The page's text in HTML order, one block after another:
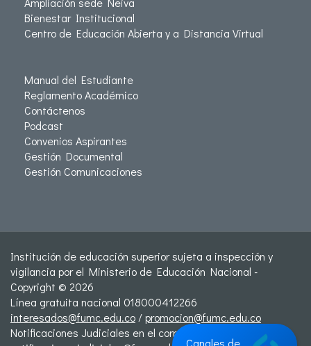
Bienestar Institucional
Centro de Educación Abierta y a Distancia Virtual
Manual del Estudiante
Reglamento Académico
Contáctenos
Podcast
Convenios Aspirantes
Gestión Documental
Gestión Comunicaciones
Institución de educación superior sujeta a inspección y
vigilancia por el Ministerio de Educación Nacional -
Copyright © 2026
Línea gratuita nacional 018000412266
interesados@fumc.edu.co /promocion@fumc.edu.co
Notificaciones Judiciales en el correo:
Canales de